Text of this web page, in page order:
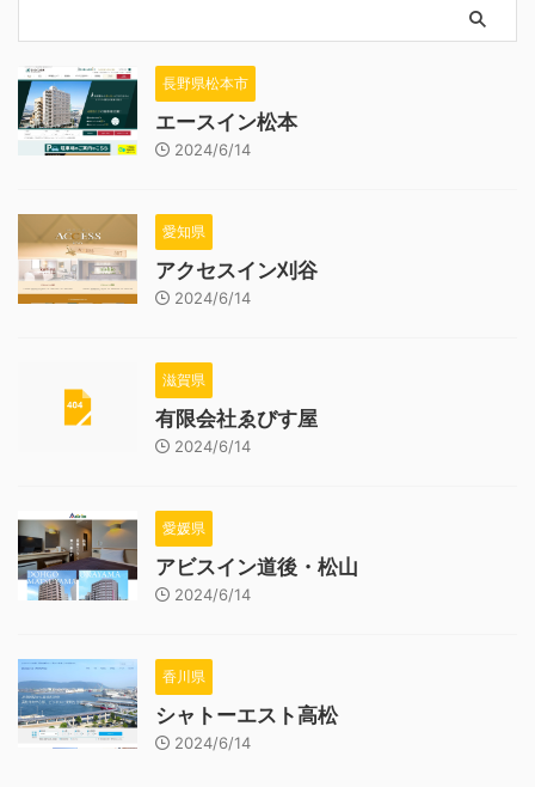
長野県松本市
エースイン松本
2024/6/14
愛知県
アクセスイン刈谷
2024/6/14
滋賀県
有限会社ゑびす屋
2024/6/14
愛媛県
アビスイン道後・松山
2024/6/14
香川県
シャトーエスト高松
2024/6/14